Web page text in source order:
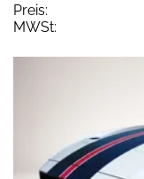
Preis:
MWSt: